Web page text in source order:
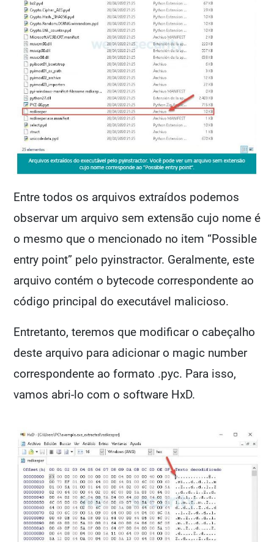
Entre todos os arquivos extraídos podemos
observar um arquivo sem extensão cujo nome é
o mesmo que o mencionado no item “Possible
entry point” pelo pyinstractor. Geralmente, este
arquivo contém o bytecode correspondente ao
código principal do executável malicioso.
Entretanto, teremos que modificar o cabeçalho
deste arquivo para adicionar o magic number
correspondente ao formato .pyc. Para isso,
vamos abri-lo com o software HxD.